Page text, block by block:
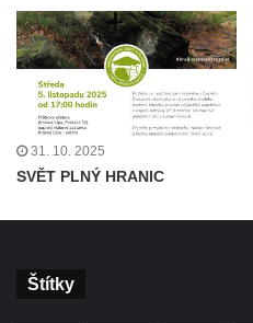
31. 10. 2025
SVĚT PLNÝ HRANIC
Štítky